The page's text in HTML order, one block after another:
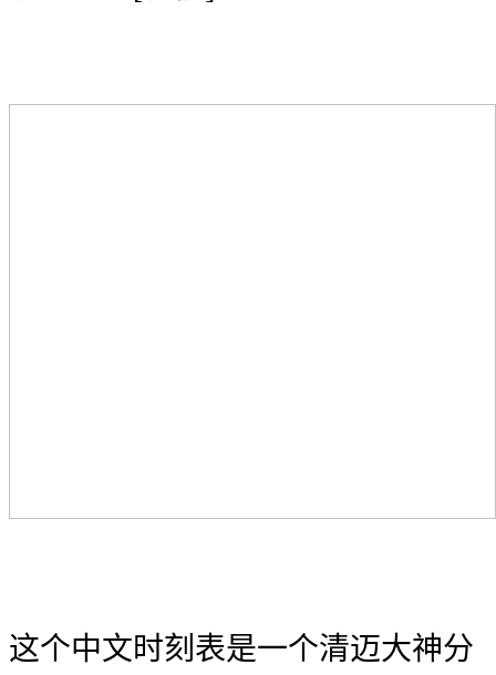
这个中文时刻表是一个清迈大神分